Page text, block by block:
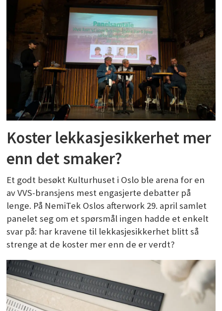
Koster lekkasjesikkerhet mer
enn det smaker?
Et godt besøkt Kulturhuset i Oslo ble arena for en
av VVS-bransjens mest engasjerte debatter på
lenge. På NemiTek Oslos afterwork 29. april samlet
panelet seg om et spørsmål ingen hadde et enkelt
svar på: har kravene til lekkasjesikkerhet blitt så
strenge at de koster mer enn de er verdt?